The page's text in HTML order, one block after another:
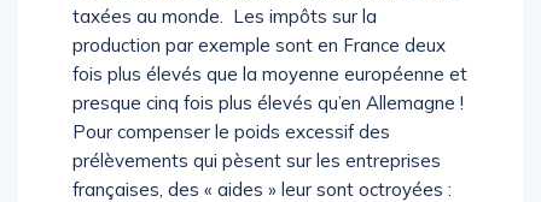
Les entreprises françaises sont parmi les plus
taxées au monde. Les impôts sur la
production par exemple sont en France deux
fois plus élevés que la moyenne européenne et
presque cinq fois plus élevés qu’en Allemagne !
Pour compenser le poids excessif des
prélèvements qui pèsent sur les entreprises